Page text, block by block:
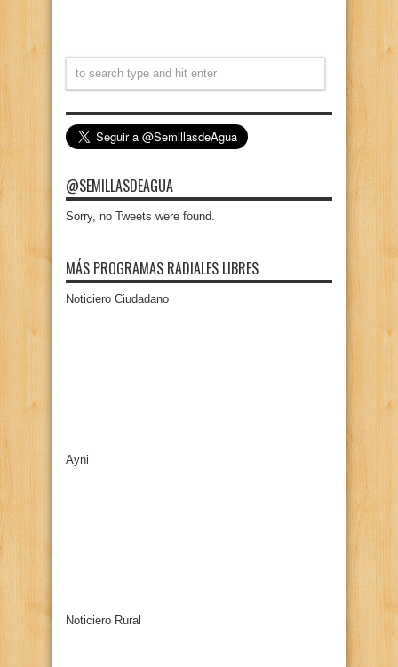
@SEMILLASDEAGUA
Sorry, no Tweets were found.
MÁS PROGRAMAS RADIALES LIBRES
Noticiero Ciudadano
Ayni
Noticiero Rural